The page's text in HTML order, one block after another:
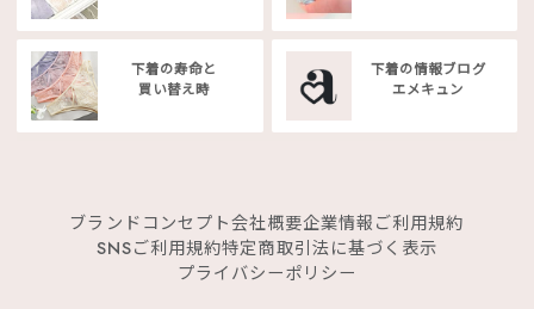
下着の寿命と
買い替え時
下着の情報ブログ
エメキュン
ブランドコンセプト会社概要企業情報 ご利用規約
SNSご利用規約特定商取引法に基づく表示
プライバシーポリシー